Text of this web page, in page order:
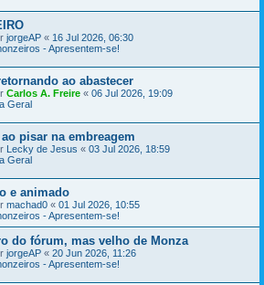
jorgeAP « 16 Jul 2026, 06:30
- Apresentem-se!
ao abastecer
Carlos A. Freire « 06 Jul 2026, 19:09
Geral
pisar na embreagem
Lecky de Jesus « 03 Jul 2026, 18:59
Geral
e animado
machad0 « 01 Jul 2026, 10:55
- Apresentem-se!
do fórum, mas velho de Monza
jorgeAP « 20 Jun 2026, 11:26
- Apresentem-se!